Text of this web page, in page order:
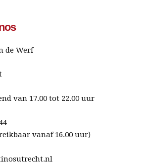
de Werf
van 17.00 tot 22.00 uur
vanaf 16.00 uur)